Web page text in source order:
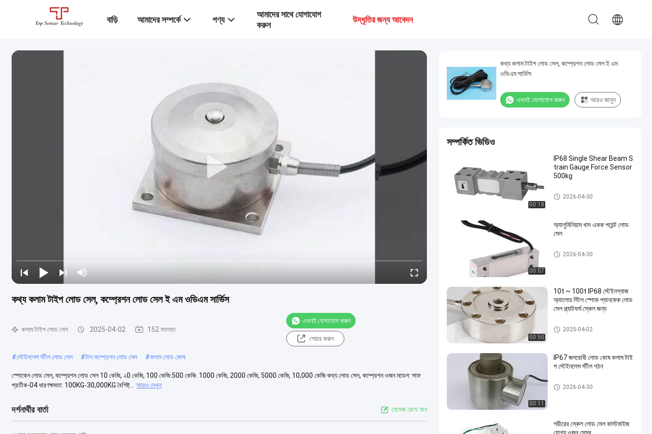
বাড়ি আমাদের সম্পর্কে পণ্য
আমাদের সাথে যোগাযোগ
করুন
উদ্ধৃতির জন্য আবেদন
কথ্য কলাম টাইপ লোড সেল, কম্প্রেশন লোড সেল ই এম ওডিএম সার্ভিস
কলাম টাইপ লোড সেল 2025-04-02 152 মতামত
এখনই যোগাযোগ করুন
শেয়ার করুন
#স্টেইনলেস স্টীল লোড সেল #টান কম্প্রেশন লোড সেল #কলাম লোড কোষ
স্পোকেন লোড সেল, কম্প্রেশন লোড সেল 10 কেজি, ২0 কেজি, 100 কেজি.500 কেজি .1000 কেজি, 2000 কেজি, 5000 কেজি, 10,000 কেজি কথ্য লোড সেল, কম্প্রেশন ওজন মডেল: সাফ
প্রতীক-04 ধারণক্ষমতা: 100KG-30,000KG বৈশিষ্ট্...
আরও দেখুন
দর্শনার্থীর বার্তা মেসেজ রেখে যান
কথ্য কলাম টাইপ লোড সেল, কম্প্রেশন লোড সেল ই এম
ওডিএম সার্ভিস
এখনই যোগাযোগ করুন আরও জানুন
সম্পর্কিত ভিডিও
00:18
IP68 Single Shear Beam S
train Gauge Force Sensor
500kg
স্ট্রেন গেজ লোড সেল
2026-04-30
00:07
অ্যালুমিনিয়াম খাদ একক পয়েন্ট লোড
সেল
একক পয়েন্ট লোড সেল
2026-04-30
00:50
10t ~ 100t IP68 স্টেইনগ্যাজ
অ্যালোয় স্টিল স্পোক প্যানকেক লোড
সেল প্ল্যাটফর্ম স্কেল জন্য
কলাম টাইপ লোড সেল
2025-04-02
00:11
IP67 জলরোধী লোড কোষ কলাম টাই
প স্টেইনলেস স্টীল গঠন
কলাম টাইপ লোড সেল
2026-04-30
শরীরের স্কেল লোড সেল কাস্টমাইজ